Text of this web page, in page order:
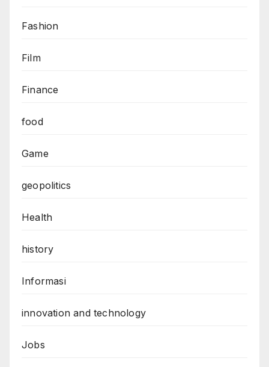
Fashion
Film
Finance
food
Game
geopolitics
Health
history
Informasi
innovation and technology
Jobs